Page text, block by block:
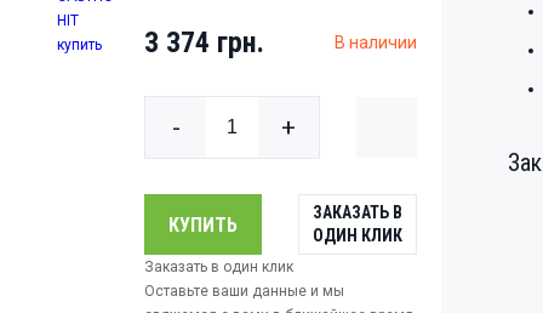
3 374 грн. В наличии
- +
КУПИТЬ
ЗАКАЗАТЬ В
ОДИН КЛИК
Заказать в один клик
Оставьте ваши данные и мы